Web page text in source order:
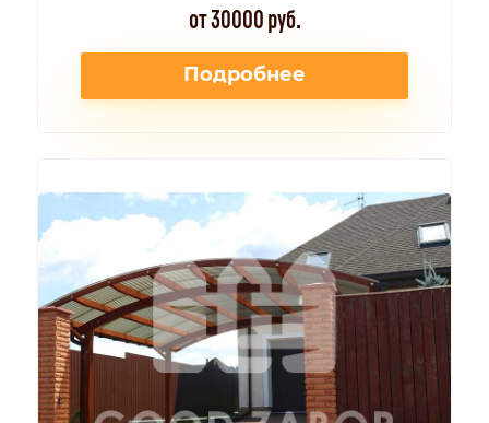
от 30000 руб.
Подробнее